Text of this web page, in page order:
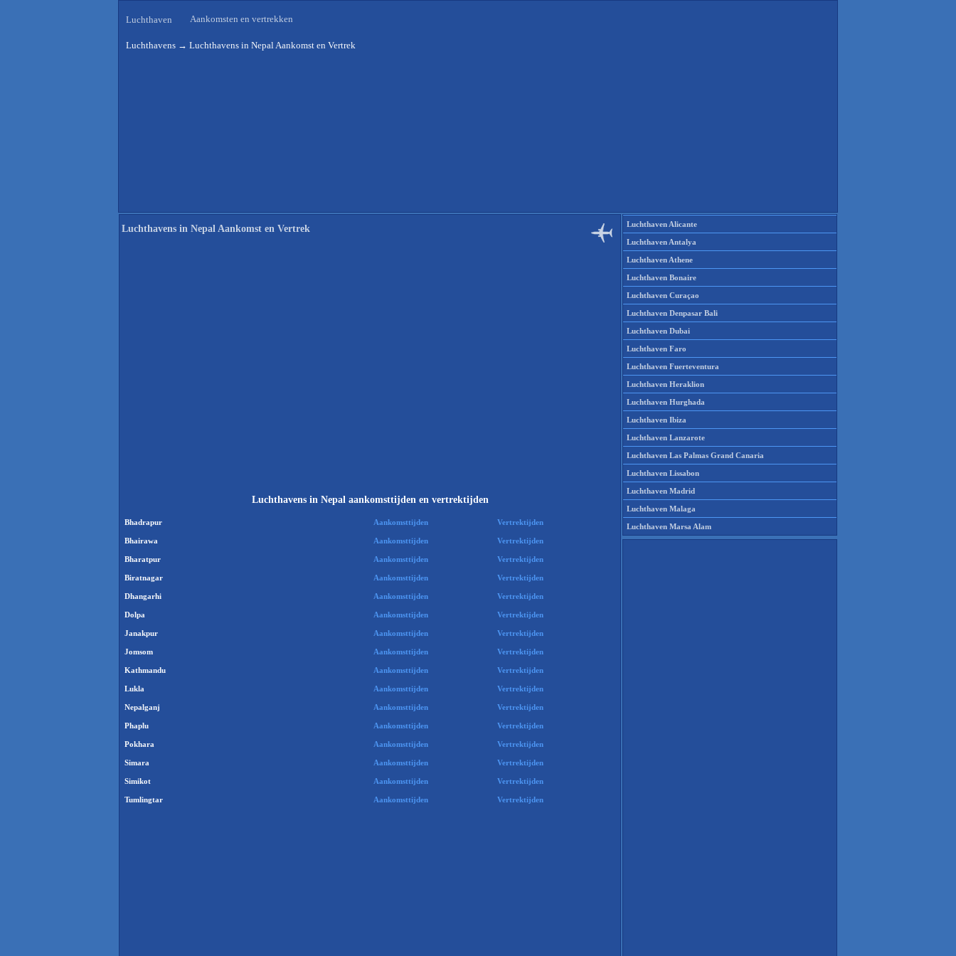
Luchthaven Aankomsten en vertrekken
Luchthavens → Luchthavens in Nepal Aankomst en Vertrek
Luchthavens in Nepal Aankomst en Vertrek
Luchthavens in Nepal aankomsttijden en vertrektijden
Bhadrapur Aankomsttijden Vertrektijden
Bhairawa Aankomsttijden Vertrektijden
Bharatpur Aankomsttijden Vertrektijden
Biratnagar Aankomsttijden Vertrektijden
Dhangarhi Aankomsttijden Vertrektijden
Dolpa Aankomsttijden Vertrektijden
Janakpur Aankomsttijden Vertrektijden
Jomsom Aankomsttijden Vertrektijden
Kathmandu Aankomsttijden Vertrektijden
Lukla Aankomsttijden Vertrektijden
Nepalganj Aankomsttijden Vertrektijden
Phaplu Aankomsttijden Vertrektijden
Pokhara Aankomsttijden Vertrektijden
Simara Aankomsttijden Vertrektijden
Simikot Aankomsttijden Vertrektijden
Tumlingtar Aankomsttijden Vertrektijden
Luchthaven Alicante
Luchthaven Antalya
Luchthaven Athene
Luchthaven Bonaire
Luchthaven Curaçao
Luchthaven Denpasar Bali
Luchthaven Dubai
Luchthaven Faro
Luchthaven Fuerteventura
Luchthaven Heraklion
Luchthaven Hurghada
Luchthaven Ibiza
Luchthaven Lanzarote
Luchthaven Las Palmas Grand Canaria
Luchthaven Lissabon
Luchthaven Madrid
Luchthaven Malaga
Luchthaven Marsa Alam